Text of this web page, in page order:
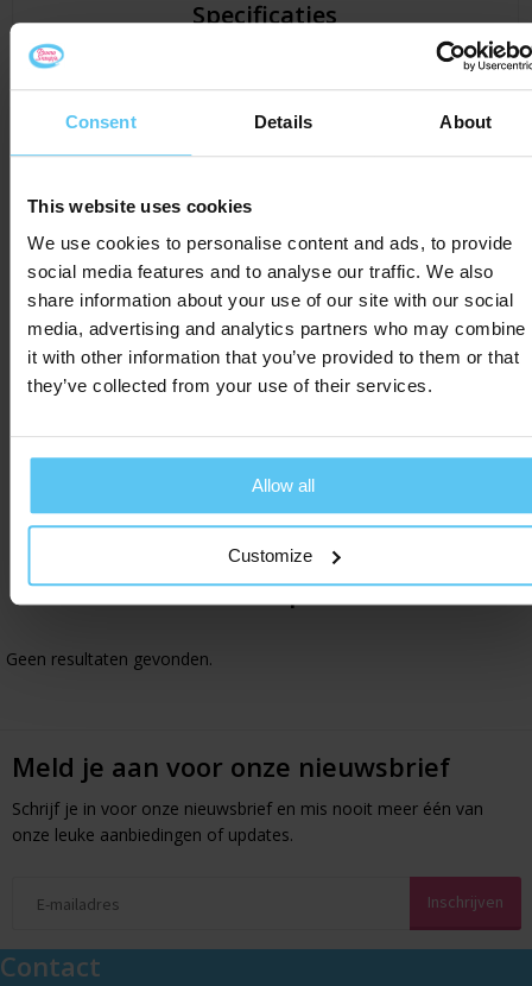
Consent Details About
This website uses cookies
We use cookies to personalise content and ads, to provide
social media features and to analyse our traffic. We also
share information about your use of our site with our social
media, advertising and analytics partners who may combine
it with other information that you’ve provided to them or that
they’ve collected from your use of their services.
Allow all
Customize
Specificaties
Specificaties
Merk
Materiaal Papier / blik
Kleur
Hoogte 15.5 cm
Gerelateerde producten
Geen resultaten gevonden.
Meld je aan voor onze nieuwsbrief
Schrijf je in voor onze nieuwsbrief en mis nooit meer één van
onze leuke aanbiedingen of updates.
Contact